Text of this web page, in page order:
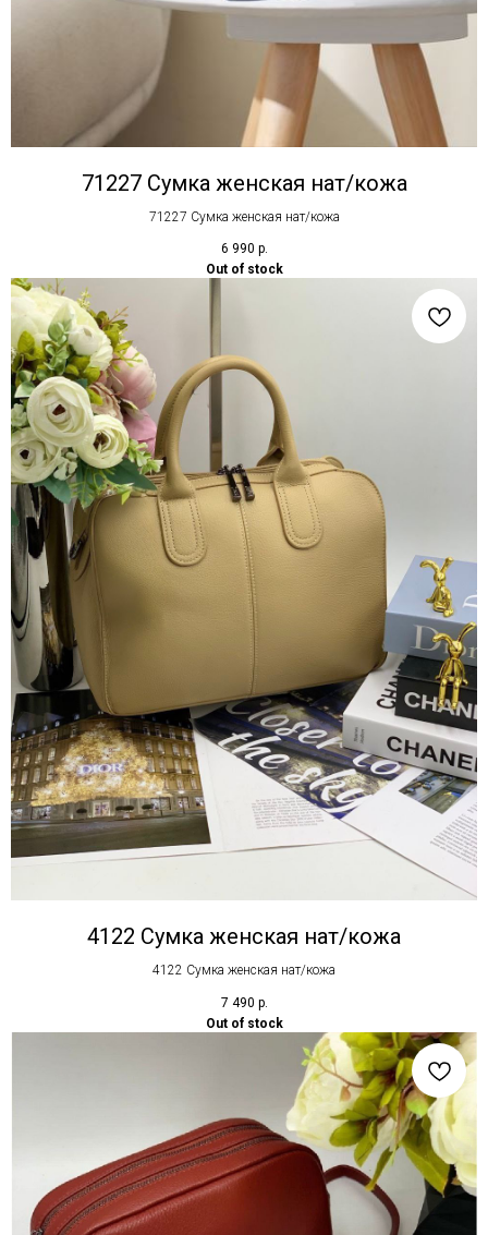
71227 Сумка женская нат/кожа
71227 Сумка женская нат/кожа
6 990 р.
Out of stock
4122 Сумка женская нат/кожа
4122 Сумка женская нат/кожа
7 490 р.
Out of stock